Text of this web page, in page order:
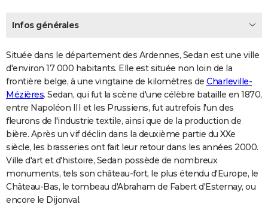
Infos générales
Située dans le département des Ardennes, Sedan est une ville
d'environ 17 000 habitants. Elle est située non loin de la
frontière belge, à une vingtaine de kilomètres de Charleville-
Mézières. Sedan, qui fut la scène d'une célèbre bataille en 1870,
entre Napoléon III et les Prussiens, fut autrefois l'un des
fleurons de l'industrie textile, ainsi que de la production de
bière. Après un vif déclin dans la deuxième partie du XXe
siècle, les brasseries ont fait leur retour dans les années 2000.
Ville d'art et d'histoire, Sedan possède de nombreux
monuments, tels son château-fort, le plus étendu d'Europe, le
Château-Bas, le tombeau d'Abraham de Fabert d'Esternay, ou
encore le Dijonval.